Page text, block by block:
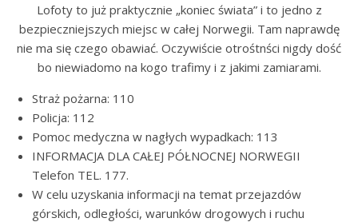
Lofoty to już praktycznie „koniec świata” i to jedno z
bezpieczniejszych miejsc w całej Norwegii. Tam naprawdę
nie ma się czego obawiać. Oczywiście otrośtnści nigdy dość
bo niewiadomo na kogo trafimy i z jakimi zamiarami.
Straż pożarna: 110
Policja: 112
Pomoc medyczna w nagłych wypadkach: 113
INFORMACJA DLA CAŁEJ PÓŁNOCNEJ NORWEGII
Telefon TEL. 177.
W celu uzyskania informacji na temat przejazdów
górskich, odległości, warunków drogowych i ruchu